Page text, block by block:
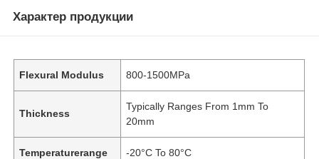
Характер продукции
Flexural Modulus 800-1500MPa
Thickness
Typically Ranges From 1mm To
20mm
Temperaturerange -20°C To 80°C